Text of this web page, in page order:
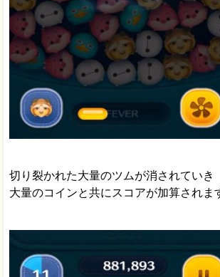
切り裂かれた大量のツムが消されていき
大量のコインと共にスコアが加算されま